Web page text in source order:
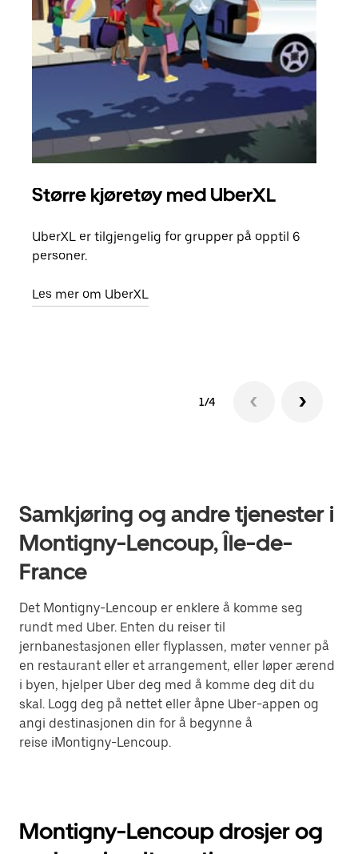
Større kjøretøy med UberXL
UberXL er tilgjengelig for grupper på opptil 6
personer.
Les mer om UberXL
1/4
Samkjøring og andre tjenester i
Montigny-Lencoup, Île-de-
France
Det Montigny-Lencoup er enklere å komme seg
rundt med Uber. Enten du reiser til
jernbanestasjonen eller flyplassen, møter venner på
en restaurant eller et arrangement, eller løper ærend
i byen, hjelper Uber deg med å komme deg dit du
skal. Logg deg på nettet eller åpne Uber-appen og
angi destinasjonen din for å begynne å
reise iMontigny-Lencoup.
Montigny-Lencoup drosjer og